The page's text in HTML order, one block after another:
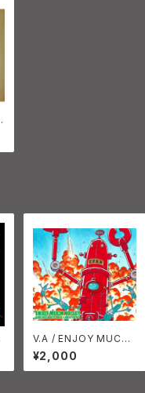
V.A / ENJOY MUCH
NOISE Vol.3 CDx2
¥2,000